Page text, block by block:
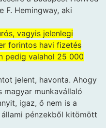
F. Hemingway, aki
vagyis jelenlegi
forintos havi fizetés
pedig valahol 25 000
jelent, havonta. Ahogy
magyar munkavállaló
igaz, ő nem is a
pénzekből kitömött